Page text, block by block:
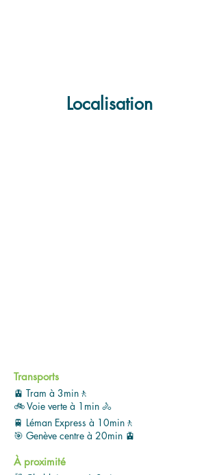
Localisation
Transports
🚊 Tram à 3min🚶
🚲 Voie verte à 1min 🚴
🚆 Léman Express à 10min🚶
🎯 Genève centre à 20min 🚊
À proximité